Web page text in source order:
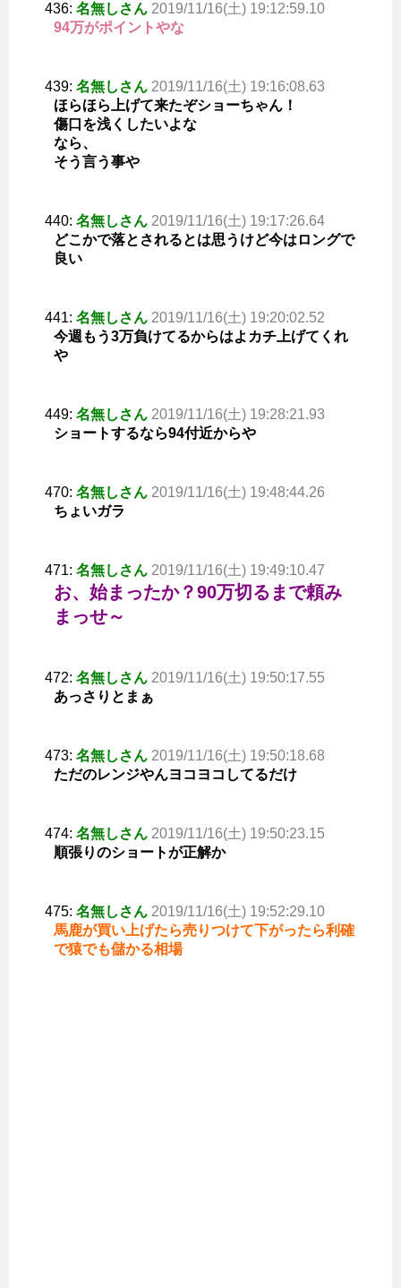
436: 名無しさん 2019/11/16(土) 19:12:59.10
94万がポイントやな
439: 名無しさん 2019/11/16(土) 19:16:08.63
ほらほら上げて来たぞショーちゃん！
傷口を浅くしたいよな
なら、
そう言う事や
440: 名無しさん 2019/11/16(土) 19:17:26.64
どこかで落とされるとは思うけど今はロングで
良い
441: 名無しさん 2019/11/16(土) 19:20:02.52
今週もう3万負けてるからはよカチ上げてくれ
や
449: 名無しさん 2019/11/16(土) 19:28:21.93
ショートするなら94付近からや
470: 名無しさん 2019/11/16(土) 19:48:44.26
ちょいガラ
471: 名無しさん 2019/11/16(土) 19:49:10.47
お、始まったか？90万切るまで頼み
まっせ～
472: 名無しさん 2019/11/16(土) 19:50:17.55
あっさりとまぁ
473: 名無しさん 2019/11/16(土) 19:50:18.68
ただのレンジやんヨコヨコしてるだけ
474: 名無しさん 2019/11/16(土) 19:50:23.15
順張りのショートが正解か
475: 名無しさん 2019/11/16(土) 19:52:29.10
馬鹿が買い上げたら売りつけて下がったら利確
で猿でも儲かる相場